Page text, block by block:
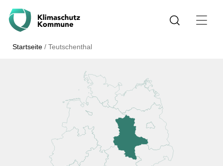
Startseite /Teutschenthal